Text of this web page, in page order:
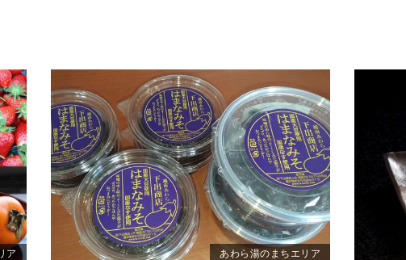
ア あわら湯のまちエリア